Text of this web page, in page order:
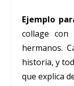
Ejemplo
collage
hermanos.
historia, y
que explica